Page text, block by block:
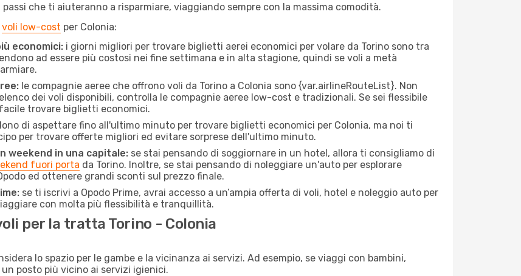
che ti aiuteranno a risparmiare, viaggiando sempre con la massima comodità.
voli low-cost per Colonia:
economici: i giorni migliori per trovare biglietti aerei economici per volare da Torino sono tra
ad essere più costosi nei fine settimana e in alta stagione, quindi se voli a metà
le compagnie aeree che offrono voli da Torino a Colonia sono {​var.airlineRouteList}. Non
dei voli disponibili, controlla le compagnie aeree low-cost e tradizionali. Se sei flessibile
trovare biglietti economici.
di aspettare fino all'ultimo minuto per trovare biglietti economici per Colonia, ma noi ti
per trovare offerte migliori ed evitare sorprese dell'ultimo minuto.
weekend in una capitale: se stai pensando di soggiornare in un hotel, allora ti consigliamo di
fuori porta da Torino. Inoltre, se stai pensando di noleggiare un'auto per esplorare
ed ottenere grandi sconti sul prezzo finale.
se ti iscrivi a Opodo Prime, avrai accesso a un’ampia offerta di voli, hotel e noleggio auto per
con molta più flessibilità e tranquillità.
per la tratta Torino - Colonia
lo spazio per le gambe e la vicinanza ai servizi. Ad esempio, se viaggi con bambini,
posto più vicino ai servizi igienici.